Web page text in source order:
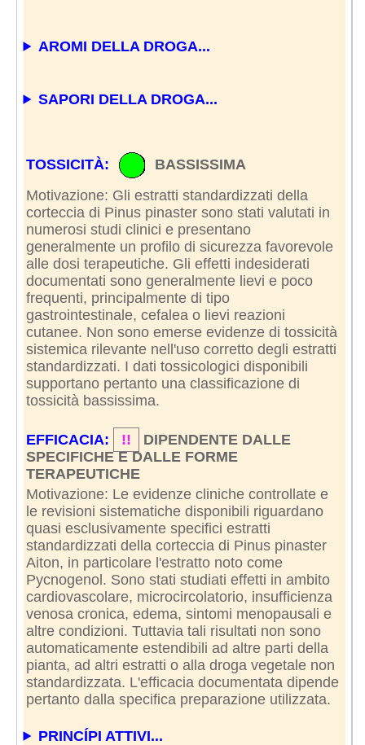
AROMI DELLA DROGA...
SAPORI DELLA DROGA...
TOSSICITÀ:
BASSISSIMA
Motivazione: Gli estratti standardizzati della
corteccia di Pinus pinaster sono stati valutati in
numerosi studi clinici e presentano
generalmente un profilo di sicurezza favorevole
alle dosi terapeutiche. Gli effetti indesiderati
documentati sono generalmente lievi e poco
frequenti, principalmente di tipo
gastrointestinale, cefalea o lievi reazioni
cutanee. Non sono emerse evidenze di tossicità
sistemica rilevante nell'uso corretto degli estratti
standardizzati. I dati tossicologici disponibili
supportano pertanto una classificazione di
tossicità bassissima.
EFFICACIA: !!
DIPENDENTE DALLE
SPECIFICHE E DALLE FORME
TERAPEUTICHE
Motivazione: Le evidenze cliniche controllate e
le revisioni sistematiche disponibili riguardano
quasi esclusivamente specifici estratti
standardizzati della corteccia di Pinus pinaster
Aiton, in particolare l'estratto noto come
Pycnogenol. Sono stati studiati effetti in ambito
cardiovascolare, microcircolatorio, insufficienza
venosa cronica, edema, sintomi menopausali e
altre condizioni. Tuttavia tali risultati non sono
automaticamente estendibili ad altre parti della
pianta, ad altri estratti o alla droga vegetale non
standardizzata. L'efficacia documentata dipende
pertanto dalla specifica preparazione utilizzata.
PRINCÍPI ATTIVI...